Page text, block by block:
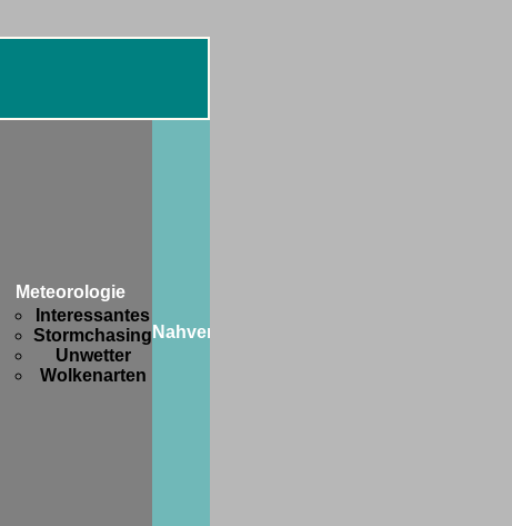
Meteorologie
Interessantes
Stormchasing
Unwetter
Wolkenarten
Nahverkehr